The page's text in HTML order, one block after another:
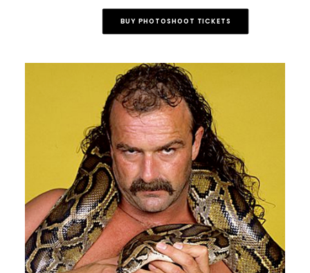
BUY PHOTOSHOOT TICKETS